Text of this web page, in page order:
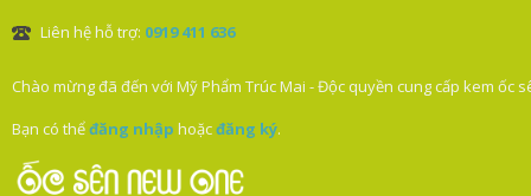
Liên hệ hỗ trợ: 0919 411 636
Chào mừng đã đến với Mỹ Phẩm Trúc Mai - Độc quyền cung cấp kem ốc
Bạn có thểđăng nhập hoặcđăng ký.